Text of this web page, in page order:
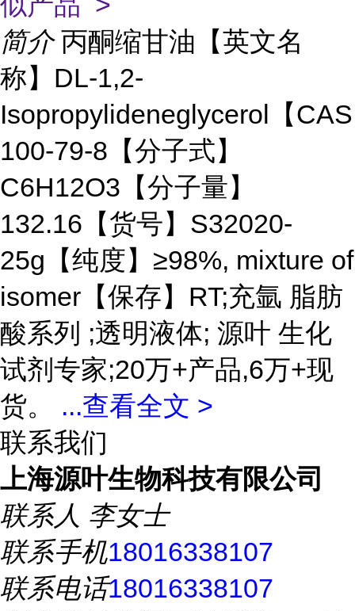
简介 丙酮缩甘油【英文名
称】DL-1,2-
Isopropylideneglycerol【
100-79-8【分子式】
C6H12O3【分子量】
132.16【货号】S32020-
25g【纯度】≥98%, mixture of
isomer【保存】RT;充氩 脂肪
酸系列 ;透明液体; 源叶 生化
试剂专家;20万+产品,6万+现
货。 ...查看全文 >
联系我们
上海源叶生物科技有限公司
联系人 李女士
联系手机18016338107
联系电话18016338107